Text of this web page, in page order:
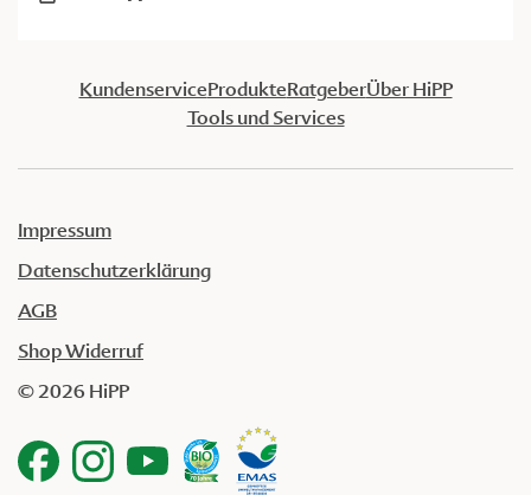
KundenserviceProdukteRatgeberÜber HiPP
Tools und Services
Impressum
Datenschutzerklärung
AGB
Shop Widerruf
© 2026 HiPP